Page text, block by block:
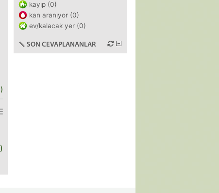
)
)
kayıp (0)
kan aranıyor (0)
ev/kalacak yer (0)
SON CEVAPLANANLAR